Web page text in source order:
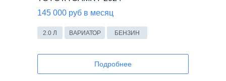
145 000 руб в месяц
Подробнее
2.0 Л ВАРИАТОР БЕНЗИН